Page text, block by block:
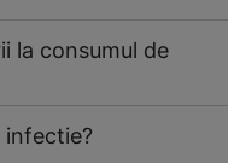
la consumul de
infectie?